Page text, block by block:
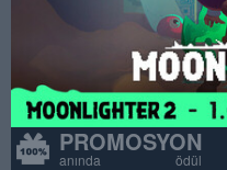
PROMOSYON
anında ödül